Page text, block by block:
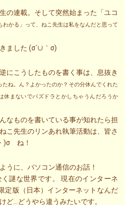
の連載。そして突然始まった「ユコ
わかる」って、ねこ先生は私をなんだと思って
ました (σ´∪｀σ)
にこうしたものを書く事は、息抜き
たね。ん？よかったのか？その分休んでくれた
休まないでパズドラとかしちゃうんだろうか
なものを書いている事が知れたら担
こ先生のリンあれ執筆活動は、皆さ
)σ ね！
うに、パソコン通信のお話！
謎な世界です。 現在のインターネ
定版（日本）インターネットなんだ
ど…どうやら違うみたいです。